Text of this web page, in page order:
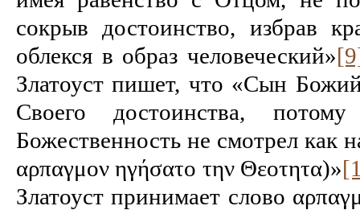
сокрыв достоинство, избрав
облекся в образ человеческий»
Зла­тоуст пишет, что «Сын
Свое­го достоинства,
Божественность не смотрел как
αρπαγμον ηγήσατο την Θεοτητα)»
Златоуст принимает слово